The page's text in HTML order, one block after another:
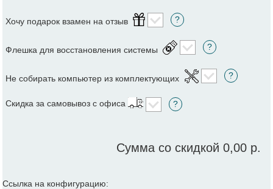
Хочу подарок взамен на отзыв ?
Флешка для восстановления системы ?
Не собирать компьютер из комплектующих ?
Скидка за самовывоз с офиса ?
Сумма со скидкой 0,00 р.
Ссылка на конфигурацию: